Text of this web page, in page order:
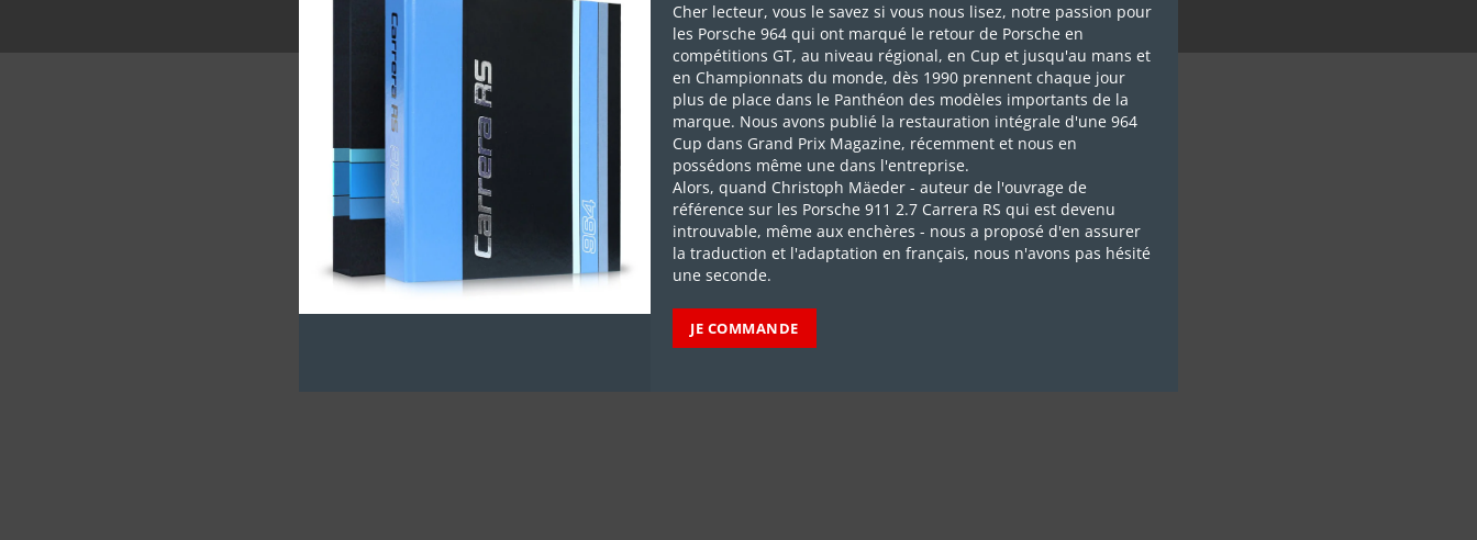
Mentions légales| Politique de confidentialité | All Rights Reserved
Cher lecteur, vous le savez si vous nous lisez, notre passion pour
les Porsche 964 qui ont marqué le retour de Porsche en
compétitions GT, au niveau régional, en Cup et jusqu'au mans et
en Championnats du monde, dès 1990 prennent chaque jour
plus de place dans le Panthéon des modèles importants de la
marque. Nous avons publié la restauration intégrale d'une 964
Cup dans Grand Prix Magazine, récemment et nous en
possédons même une dans l'entreprise.
Alors, quand Christoph Mäeder - auteur de l'ouvrage de
référence sur les Porsche 911 2.7 Carrera RS qui est devenu
introuvable, même aux enchères - nous a proposé d'en assurer
la traduction et l'adaptation en français, nous n'avons pas hésité
une seconde.
JE COMMANDE